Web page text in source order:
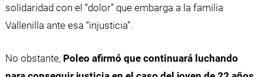
solidaridad con el “dolor” que embarga a la familia
Vallenilla ante esa “injusticia”.
No obstante, Poleo afirmó que continuará luchando